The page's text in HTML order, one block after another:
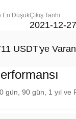
En DüşükÇıkış Tarihi
2021-12-27
USDT'ye
90 gün, 1 yıl